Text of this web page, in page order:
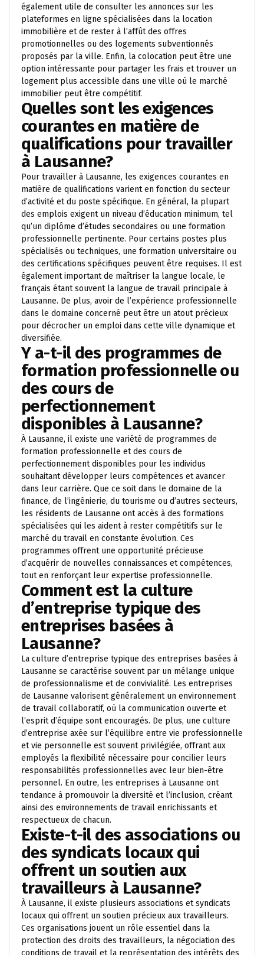
également utile de consulter les annonces sur les
plateformes en ligne spécialisées dans la location
immobilière et de rester à l’affût des offres
promotionnelles ou des logements subventionnés
proposés par la ville. Enfin, la colocation peut être une
option intéressante pour partager les frais et trouver un
logement plus accessible dans une ville où le marché
immobilier peut être compétitif.
Quelles sont les exigences
courantes en matière de
qualifications pour travailler
à Lausanne?
Pour travailler à Lausanne, les exigences courantes en
matière de qualifications varient en fonction du secteur
d’activité et du poste spécifique. En général, la plupart
des emplois exigent un niveau d’éducation minimum, tel
qu’un diplôme d’études secondaires ou une formation
professionnelle pertinente. Pour certains postes plus
spécialisés ou techniques, une formation universitaire ou
des certifications spécifiques peuvent être requises. Il est
également important de maîtriser la langue locale, le
français étant souvent la langue de travail principale à
Lausanne. De plus, avoir de l’expérience professionnelle
dans le domaine concerné peut être un atout précieux
pour décrocher un emploi dans cette ville dynamique et
diversifiée.
Y a-t-il des programmes de
formation professionnelle ou
des cours de
perfectionnement
disponibles à Lausanne?
À Lausanne, il existe une variété de programmes de
formation professionnelle et des cours de
perfectionnement disponibles pour les individus
souhaitant développer leurs compétences et avancer
dans leur carrière. Que ce soit dans le domaine de la
finance, de l’ingénierie, du tourisme ou d’autres secteurs,
les résidents de Lausanne ont accès à des formations
spécialisées qui les aident à rester compétitifs sur le
marché du travail en constante évolution. Ces
programmes offrent une opportunité précieuse
d’acquérir de nouvelles connaissances et compétences,
tout en renforçant leur expertise professionnelle.
Comment est la culture
d’entreprise typique des
entreprises basées à
Lausanne?
La culture d’entreprise typique des entreprises basées à
Lausanne se caractérise souvent par un mélange unique
de professionnalisme et de convivialité. Les entreprises
de Lausanne valorisent généralement un environnement
de travail collaboratif, où la communication ouverte et
l’esprit d’équipe sont encouragés. De plus, une culture
d’entreprise axée sur l’équilibre entre vie professionnelle
et vie personnelle est souvent privilégiée, offrant aux
employés la flexibilité nécessaire pour concilier leurs
responsabilités professionnelles avec leur bien-être
personnel. En outre, les entreprises à Lausanne ont
tendance à promouvoir la diversité et l’inclusion, créant
ainsi des environnements de travail enrichissants et
respectueux de chacun.
Existe-t-il des associations ou
des syndicats locaux qui
offrent un soutien aux
travailleurs à Lausanne?
À Lausanne, il existe plusieurs associations et syndicats
locaux qui offrent un soutien précieux aux travailleurs.
Ces organisations jouent un rôle essentiel dans la
protection des droits des travailleurs, la négociation des
conditions de travail et la représentation des intérêts des